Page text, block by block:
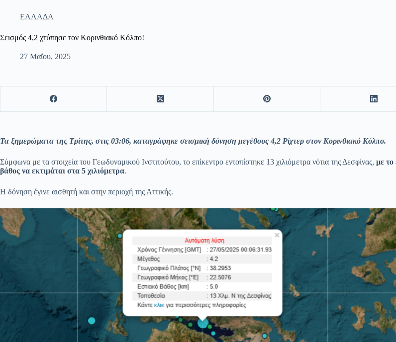
ΕΛΛΑΔΑ
Σεισμός 4,2 χτύπησε τον Κορινθιακό Κόλπο!
27 Μαΐου, 2025
Τα ξημερώματα της Τρίτης, στις 03:06, καταγράφηκε σεισμική δόνηση μεγέθους 4,2 Ρίχτερ στον Κορινθιακό Κόλπο.
Σύμφωνα με τα στοιχεία του Γεωδυναμικού Ινστιτούτου, το επίκεντρο εντοπίστηκε 13 χιλιόμετρα νότια της Δεσφίνας, με το
βάθος να εκτιμάται στα 5 χιλιόμετρα.
Η δόνηση έγινε αισθητή και στην περιοχή της Αττικής.